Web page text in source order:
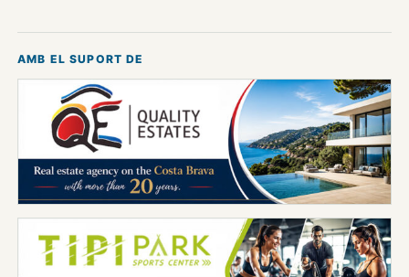
AMB EL SUPORT DE